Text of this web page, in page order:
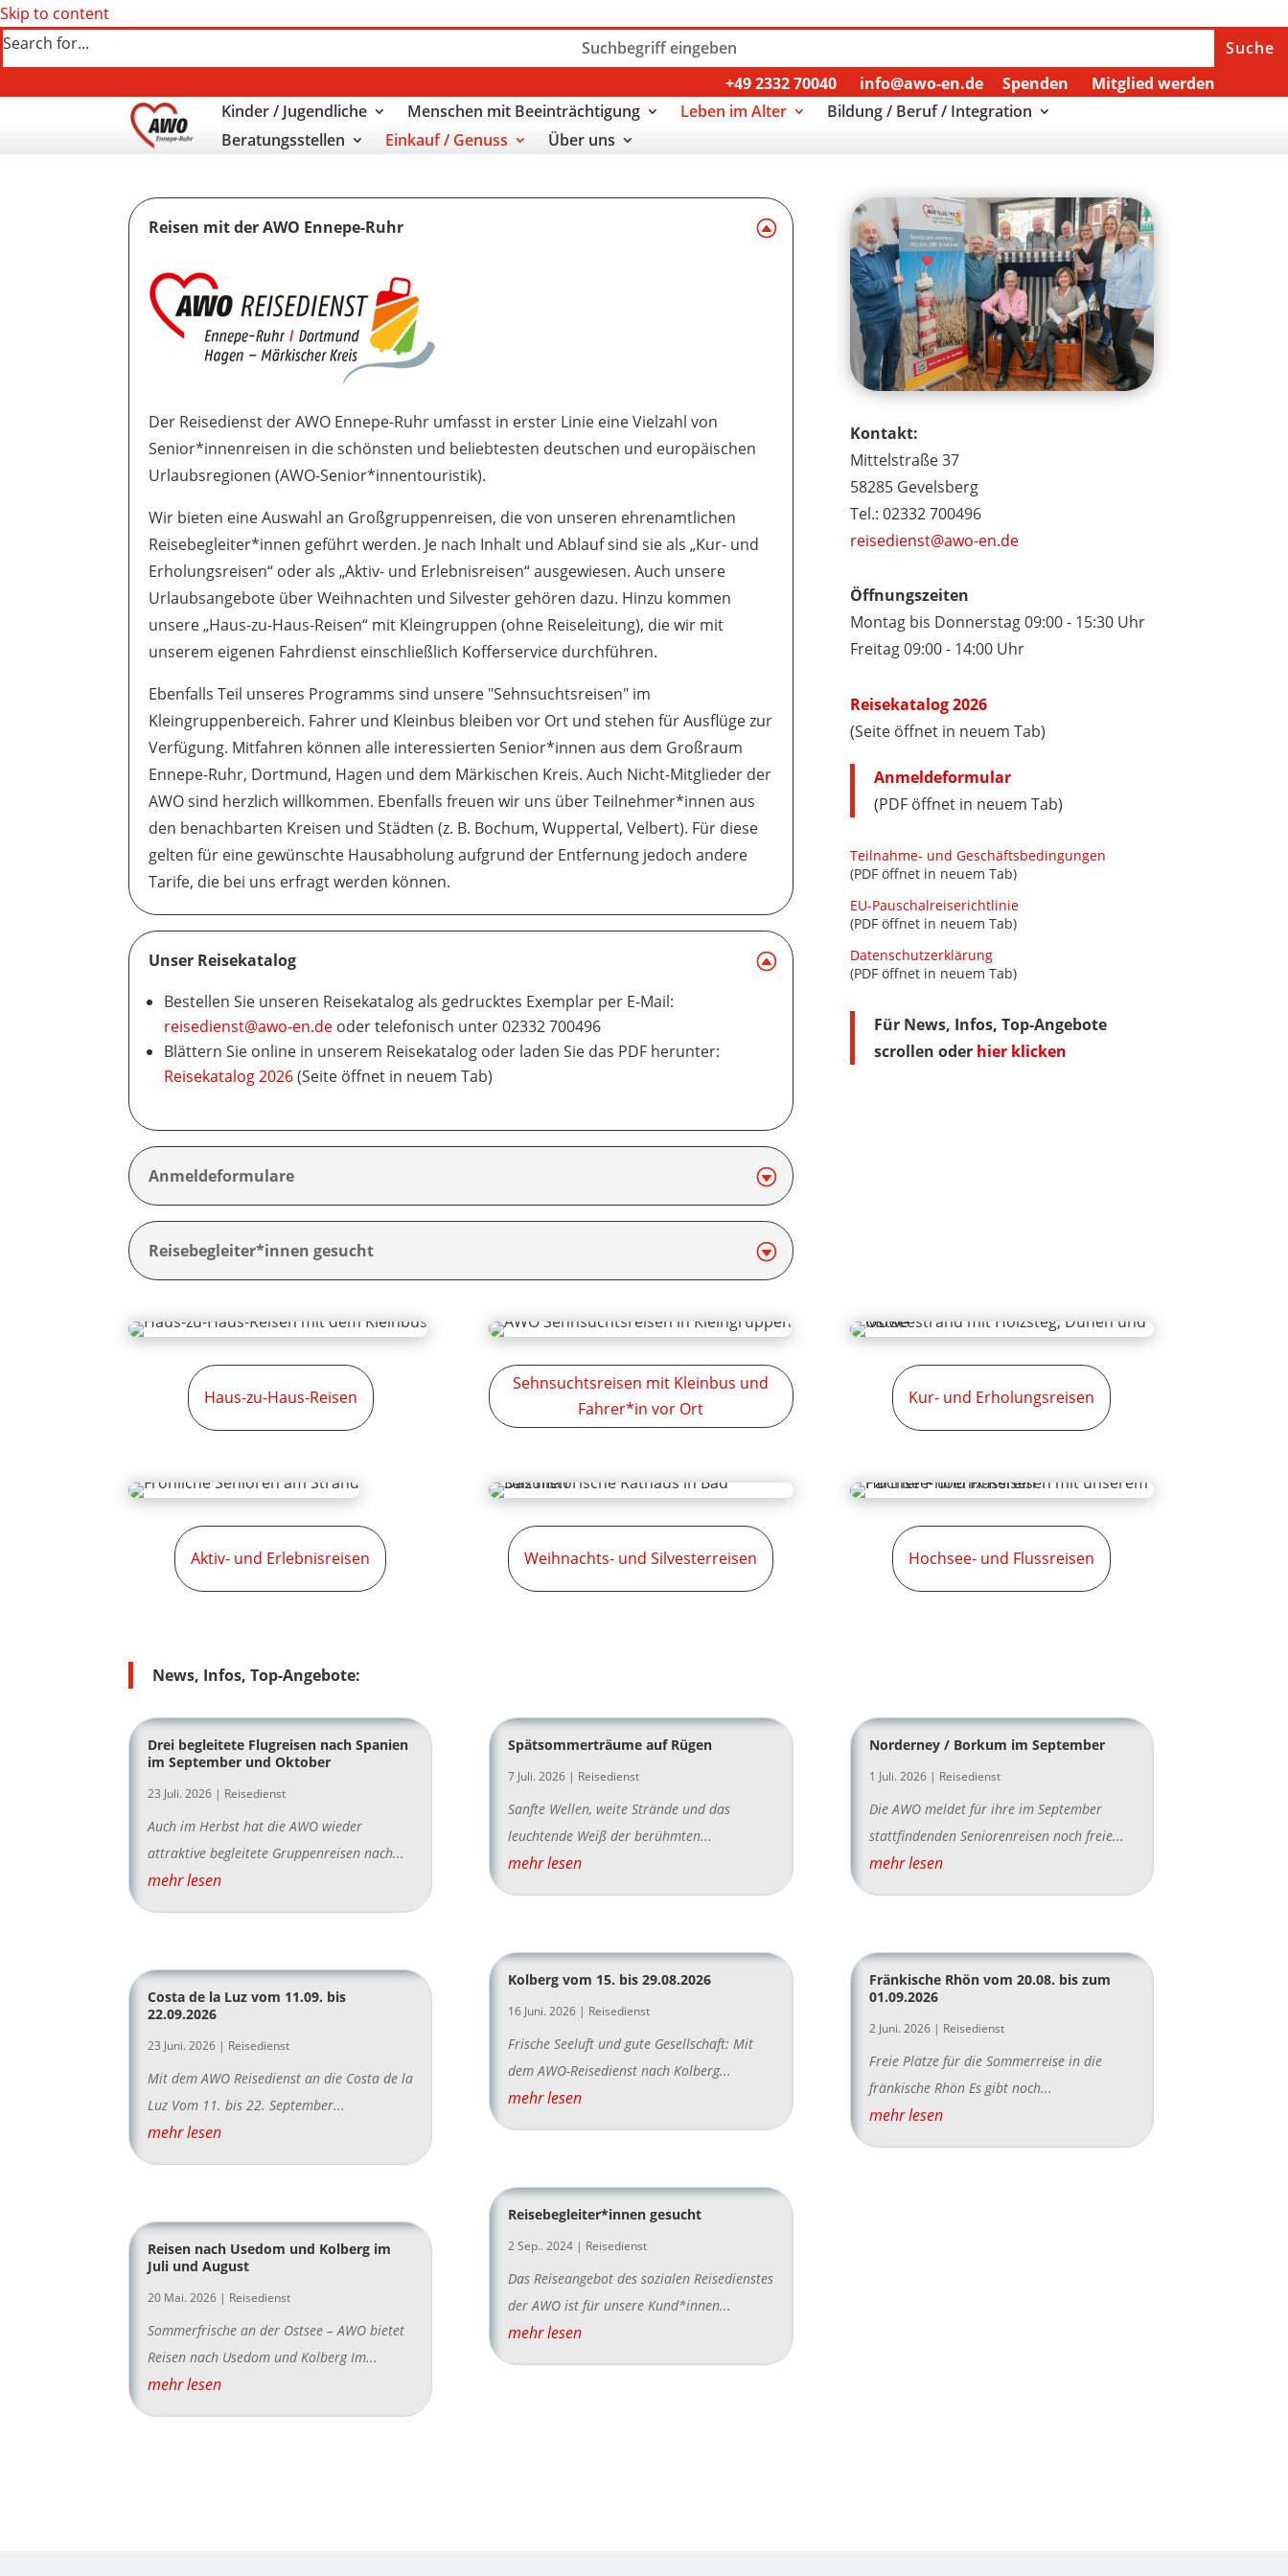
Skip to content
Search for...
+49 2332 70040
info@awo-en.de Spenden
Mitglied werden
Kinder / Jugendliche
Menschen mit Beeinträchtigung Leben im Alter
Bildung / Beruf / Integration
Beratungsstellen
Einkauf / Genuss Über uns
Reisen mit der AWO Ennepe-Ruhr
Der Reisedienst der AWO Ennepe-Ruhr umfasst in erster Linie eine Vielzahl von
Senior*innenreisen in die schönsten und beliebtesten deutschen und europäischen
Urlaubsregionen (AWO-Senior*innentouristik).
Wir bieten eine Auswahl an Großgruppenreisen, die von unseren ehrenamtlichen
Reisebegleiter*innen geführt werden. Je nach Inhalt und Ablauf sind sie als „Kur- und
Erholungsreisen“ oder als „Aktiv- und Erlebnisreisen“ ausgewiesen. Auch unsere
Urlaubsangebote über Weihnachten und Silvester gehören dazu. Hinzu kommen
unsere „Haus-zu-Haus-Reisen“ mit Kleingruppen (ohne Reiseleitung), die wir mit
unserem eigenen Fahrdienst einschließlich Kofferservice durchführen.
Ebenfalls Teil unseres Programms sind unsere "Sehnsuchtsreisen" im
Kleingruppenbereich. Fahrer und Kleinbus bleiben vor Ort und stehen für Ausflüge zur
Verfügung. Mitfahren können alle interessierten Senior*innen aus dem Großraum
Ennepe-Ruhr, Dortmund, Hagen und dem Märkischen Kreis. Auch Nicht-Mitglieder der
AWO sind herzlich willkommen. Ebenfalls freuen wir uns über Teilnehmer*innen aus
den benachbarten Kreisen und Städten (z. B. Bochum, Wuppertal, Velbert). Für diese
gelten für eine gewünschte Hausabholung aufgrund der Entfernung jedoch andere
Tarife, die bei uns erfragt werden können.
Unser Reisekatalog
Bestellen Sie unseren Reisekatalog als gedrucktes Exemplar per E-Mail:
reisedienst@awo-en.deoder telefonisch unter 02332 700496
Blättern Sie online in unserem Reisekatalog oder laden Sie das PDF herunter:
Reisekatalog 2026(Seite öffnet in neuem Tab)
Anmeldeformulare
Reisebegleiter*innen gesucht
Kontakt:
Mittelstraße 37
58285 Gevelsberg
Tel.: 02332 700496
reisedienst@awo-en.de
Öffnungszeiten
Montag bis Donnerstag 09:00 - 15:30 Uhr
Freitag 09:00 - 14:00 Uhr
Reisekatalog 2026
(Seite öffnet in neuem Tab)
Anmeldeformular
(PDF öffnet in neuem Tab)
Teilnahme- und Geschäftsbedingungen
(PDF öffnet in neuem Tab)
EU-Pauschalreiserichtlinie
(PDF öffnet in neuem Tab)
Datenschutzerklärung
(PDF öffnet in neuem Tab)
Für News, Infos, Top-Angebote
scrollen oder hier klicken
Haus-zu-Haus-Reisen
Sehnsuchtsreisen mit Kleinbus und
Fahrer*in vor Ort
Kur- und Erholungsreisen
Aktiv- und Erlebnisreisen Weihnachts- und Silvesterreisen Hochsee- und Flussreisen
News, Infos, Top-Angebote:
Drei begleitete Flugreisen nach Spanien
im September und Oktober
23 Juli. 2026| Reisedienst
Auch im Herbst hat die AWO wieder
attraktive begleitete Gruppenreisen nach...
mehr lesen
Costa de la Luz vom 11.09. bis
22.09.2026
23 Juni. 2026| Reisedienst
Mit dem AWO Reisedienst an die Costa de la
Luz Vom 11. bis 22. September...
mehr lesen
Reisen nach Usedom und Kolberg im
Juli und August
20 Mai. 2026| Reisedienst
Sommerfrische an der Ostsee – AWO bietet
Reisen nach Usedom und Kolberg Im...
mehr lesen
Spätsommerträume auf Rügen
7 Juli. 2026 | Reisedienst
Sanfte Wellen, weite Strände und das
leuchtende Weiß der berühmten...
mehr lesen
Kolberg vom 15. bis 29.08.2026
16 Juni. 2026 | Reisedienst
Frische Seeluft und gute Gesellschaft: Mit
dem AWO-Reisedienst nach Kolberg...
mehr lesen
Reisebegleiter*innen gesucht
2 Sep.. 2024 | Reisedienst
Das Reiseangebot des sozialen Reisedienstes
der AWO ist für unsere Kund*innen...
mehr lesen
Norderney / Borkum im September
1 Juli. 2026| Reisedienst
Die AWO meldet für ihre im September
stattfindenden Seniorenreisen noch freie...
mehr lesen
Fränkische Rhön vom 20.08. bis zum
01.09.2026
2 Juni. 2026| Reisedienst
Freie Plätze für die Sommerreise in die
fränkische Rhön Es gibt noch...
mehr lesen